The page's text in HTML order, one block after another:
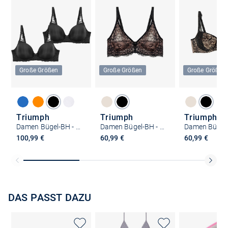
Große Größen
Triumph
100,99 €
Große Größen
Triumph
60,99 €
Große Größen
Triumph
60,99 €
DAS PASST DAZU